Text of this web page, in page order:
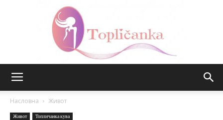
Насловна Живот
Живот Топличанка кува